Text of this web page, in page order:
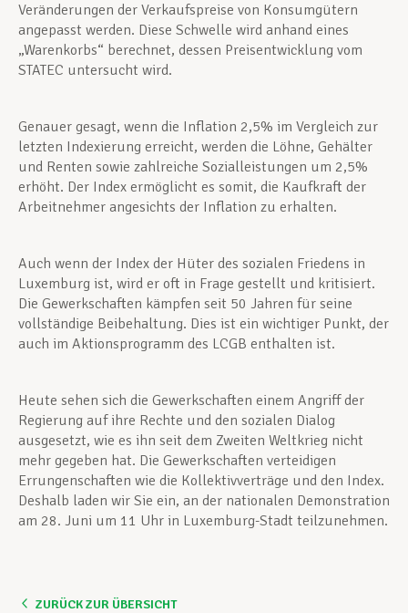
Veränderungen der Verkaufspreise von Konsumgütern
angepasst werden. Diese Schwelle wird anhand eines
„Warenkorbs“ berechnet, dessen Preisentwicklung vom
STATEC untersucht wird.
Genauer gesagt, wenn die Inflation 2,5% im Vergleich zur
letzten Indexierung erreicht, werden die Löhne, Gehälter
und Renten sowie zahlreiche Sozialleistungen um 2,5%
erhöht. Der Index ermöglicht es somit, die Kaufkraft der
Arbeitnehmer angesichts der Inflation zu erhalten.
Auch wenn der Index der Hüter des sozialen Friedens in
Luxemburg ist, wird er oft in Frage gestellt und kritisiert.
Die Gewerkschaften kämpfen seit 50 Jahren für seine
vollständige Beibehaltung. Dies ist ein wichtiger Punkt, der
auch im Aktionsprogramm des LCGB enthalten ist.
Heute sehen sich die Gewerkschaften einem Angriff der
Regierung auf ihre Rechte und den sozialen Dialog
ausgesetzt, wie es ihn seit dem Zweiten Weltkrieg nicht
mehr gegeben hat. Die Gewerkschaften verteidigen
Errungenschaften wie die Kollektivverträge und den Index.
Deshalb laden wir Sie ein, an der nationalen Demonstration
am 28. Juni um 11 Uhr in Luxemburg-Stadt teilzunehmen.
ZURÜCK ZUR ÜBERSICHT